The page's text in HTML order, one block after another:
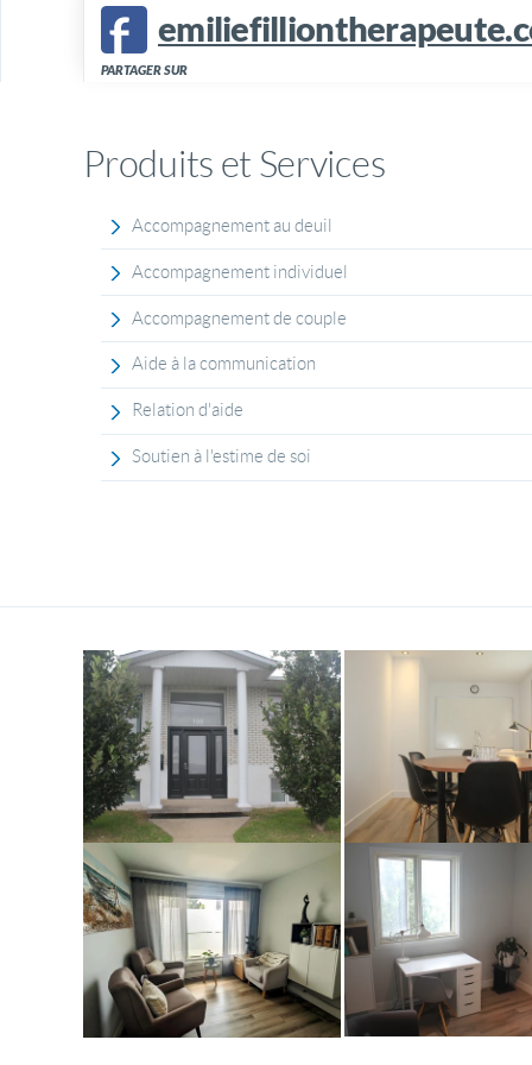
PARTAGER SUR
Produits et Services
Accompagnement au deuil
Accompagnement individuel
Accompagnement de couple
Aide à la communication
Relation d'aide
Soutien à l'estime de soi